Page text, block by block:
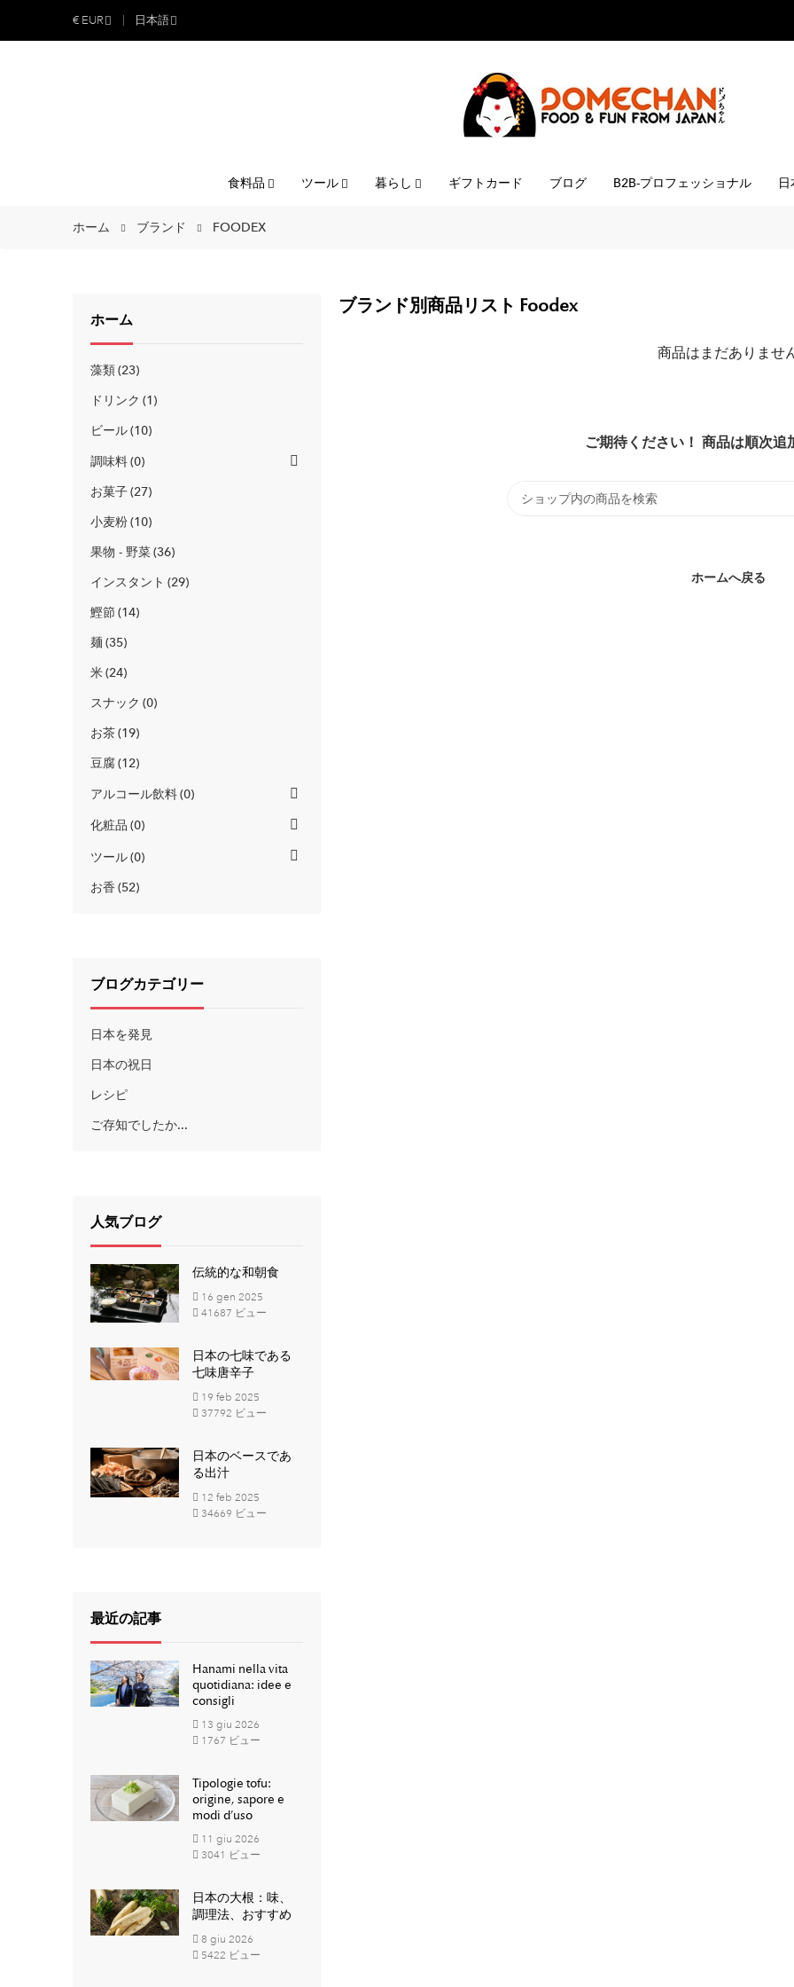
€ EUR 日本語
食料品 ツール 暮らし ギフトカード ブログ B2B-プロフェッショナル
ホーム ブランド FOODEX
ホーム
藻類 23
ドリンク 1
ビール 10
調味料 0
お菓子 27
小麦粉 10
果物 - 野菜 36
インスタント 29
鰹節 14
麺 35
米 24
スナック 0
お茶 19
豆腐 12
アルコール飲料 0
化粧品 0
ツール 0
お香 52
ブログカテゴリー
日本を発見
日本の祝日
レシピ
ご存知でしたか...
人気ブログ
伝統的な和朝食
16 gen 2025
41687 ビュー
日本の七味である
七味唐辛子
19 feb 2025
37792 ビュー
日本のベースであ
る出汁
12 feb 2025
34669 ビュー
最近の記事
Hanami nella vita
quotidiana: idee e
consigli
13 giu 2026
1767 ビュー
Tipologie tofu:
origine, sapore e
modi d’uso
11 giu 2026
3041 ビュー
日本の大根：味、
調理法、おすすめ
8 giu 2026
5422 ビュー
ブランド別商品リスト Foodex
商品はまだありませ
ご期待ください！ 商品は順次追
ホームへ戻る